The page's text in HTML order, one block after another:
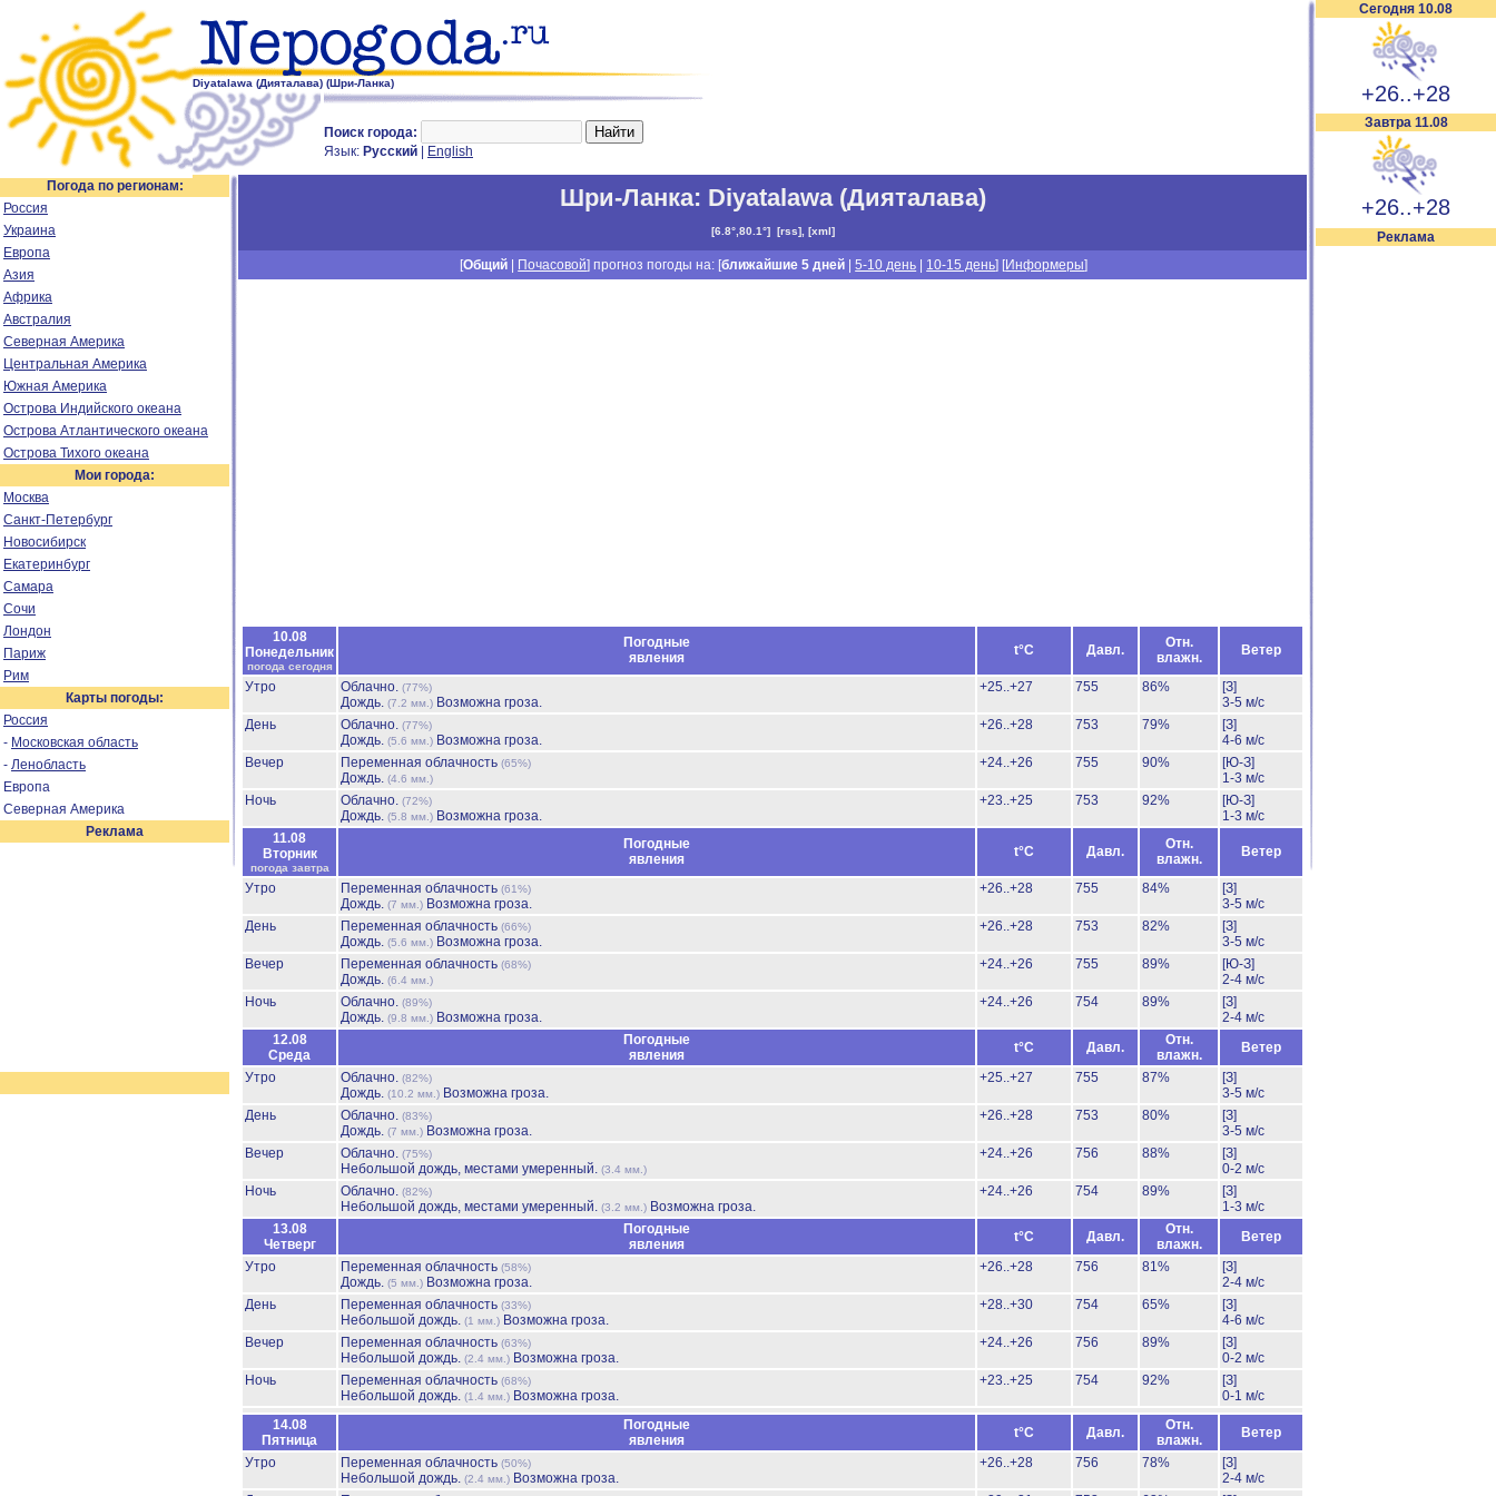
Diyatalawa (Дияталава) (Шри-Ланка)
Поиск города:
Язык: Русский English
Сегодня 10.08
+26..+28
Завтра 11.08
+26..+28
Реклама
Погода по регионам:
Россия
Украина
Европа
Азия
Африка
Австралия
Северная Америка
Центральная Америка
Южная Америка
Острова Индийского океана
Острова Атлантического океана
Острова Тихого океана
Мои города:
Москва
Санкт-Петербург
Новосибирск
Екатеринбург
Самара
Сочи
Лондон
Париж
Рим
Карты погоды:
Россия
- Московская область
- Ленобласть
Европа
Северная Америка
Реклама
Шри-Ланка: Diyatalawa (Дияталава)
[6.8°,80.1°] [rss], [xml]
[Общий Почасовой] прогноз погоды на: [ближайшие 5 дней |5-10 день 10-15 день] [Информеры]
10.08
Понедельник
погода сегодня
Погодные
явления
t°C Давл.
Отн.
влажн.
Ветер
Утро Облачно. (77%)
Дождь. (7.2 мм.) Возможна гроза.
+25..+27 755 86%
[З]
3-5 м/с
День
Облачно. (77%)
Дождь. (5.6 мм.) Возможна гроза.
+26..+28 753 79%
[З]
4-6 м/с
Вечер
Переменная облачность (65%)
Дождь. (4.6 мм.)
+24..+26 755 90%
[Ю-З]
1-3 м/с
Ночь
Облачно. (72%)
Дождь. (5.8 мм.) Возможна гроза.
+23..+25 753 92%
[Ю-З]
1-3 м/с
11.08
Вторник
погода завтра
Погодные
явления
t°C Давл.
Отн.
влажн.
Ветер
Утро Переменная облачность (61%)
Дождь. (7 мм.) Возможна гроза.
+26..+28 755 84%
[З]
3-5 м/с
День
Переменная облачность (66%)
Дождь. (5.6 мм.) Возможна гроза.
+26..+28 753 82%
[З]
3-5 м/с
Вечер
Переменная облачность (68%)
Дождь. (6.4 мм.)
+24..+26 755 89%
[Ю-З]
2-4 м/с
Ночь
Облачно. (89%)
Дождь. (9.8 мм.) Возможна гроза.
+24..+26 754 89%
[З]
2-4 м/с
12.08
Среда
Погодные
явления
t°C Давл.
Отн.
влажн.
Ветер
Утро
Облачно. (82%)
Дождь. (10.2 мм.) Возможна гроза.
+25..+27 755 87%
[З]
3-5 м/с
День
Облачно. (83%)
Дождь. (7 мм.) Возможна гроза.
+26..+28 753 80%
[З]
3-5 м/с
Вечер
Облачно. (75%)
Небольшой дождь, местами умеренный. (3.4 мм.)
+24..+26 756 88%
[З]
0-2 м/с
Ночь
Облачно. (82%)
Небольшой дождь, местами умеренный. (3.2 мм.) Возможна гроза.
+24..+26 754 89%
[З]
1-3 м/с
13.08
Четверг
Погодные
явления
t°C Давл.
Отн.
влажн.
Ветер
Утро
Переменная облачность (58%)
Дождь. (5 мм.) Возможна гроза.
+26..+28 756 81%
[З]
2-4 м/с
День
Переменная облачность (33%)
Небольшой дождь. (1 мм.) Возможна гроза.
+28..+30 754 65%
[З]
4-6 м/с
Вечер
Переменная облачность (63%)
Небольшой дождь. (2.4 мм.) Возможна гроза.
+24..+26 756 89%
[З]
0-2 м/с
Ночь
Переменная облачность (68%)
Небольшой дождь. (1.4 мм.) Возможна гроза.
+23..+25 754 92%
[З]
0-1 м/с
14.08
Пятница
Погодные
явления
t°C Давл.
Отн.
влажн.
Ветер
Утро
Переменная облачность (50%)
Небольшой дождь. (2.4 мм.) Возможна гроза.
+26..+28 756 78%
[З]
2-4 м/с